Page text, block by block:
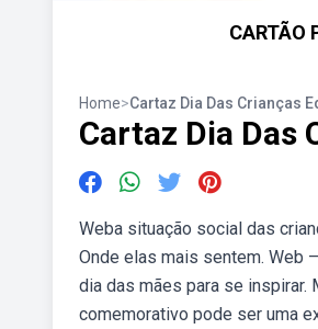
CARTÃO
Home>Cartaz Dia Das Crianças
Cartaz Dia Das
Weba situação social das
Onde elas mais sentem. Web
dia das mães para se inspirar.
comemorativo pode ser uma